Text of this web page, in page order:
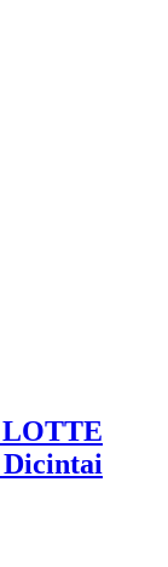
LOTTE